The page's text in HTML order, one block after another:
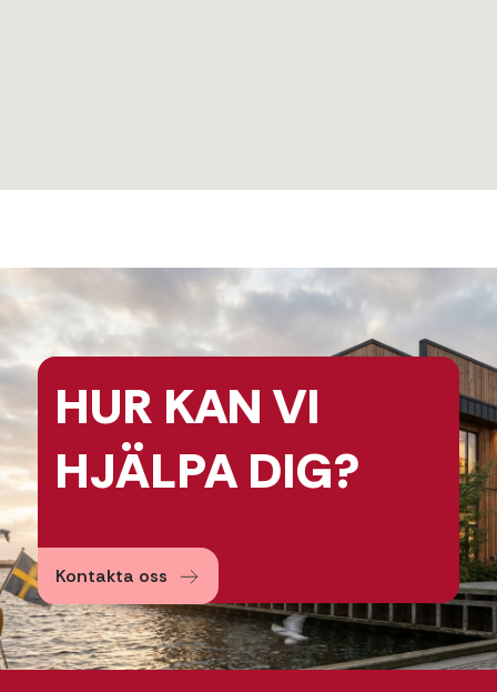
HUR KAN VI
HJÄLPADIG?
Kontakta oss